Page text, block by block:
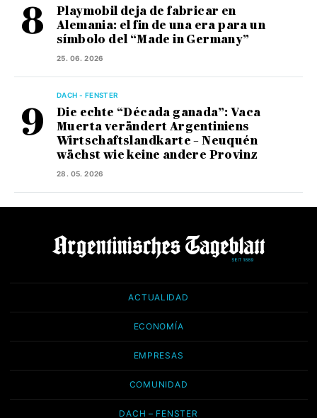
Playmobil deja de fabricar en
Alemania: el fin de una era para un
símbolo del “Made in Germany”
25. 06. 2026
DACH - FENSTER
Die echte “Década ganada”: Vaca
Muerta verändert Argentiniens
Wirtschaftslandkarte – Neuquén
wächst wie keine andere Provinz
28. 05. 2026
ACTUALIDAD
ECONOMÍA
EMPRESAS
COMUNIDAD
DACH – FENSTER